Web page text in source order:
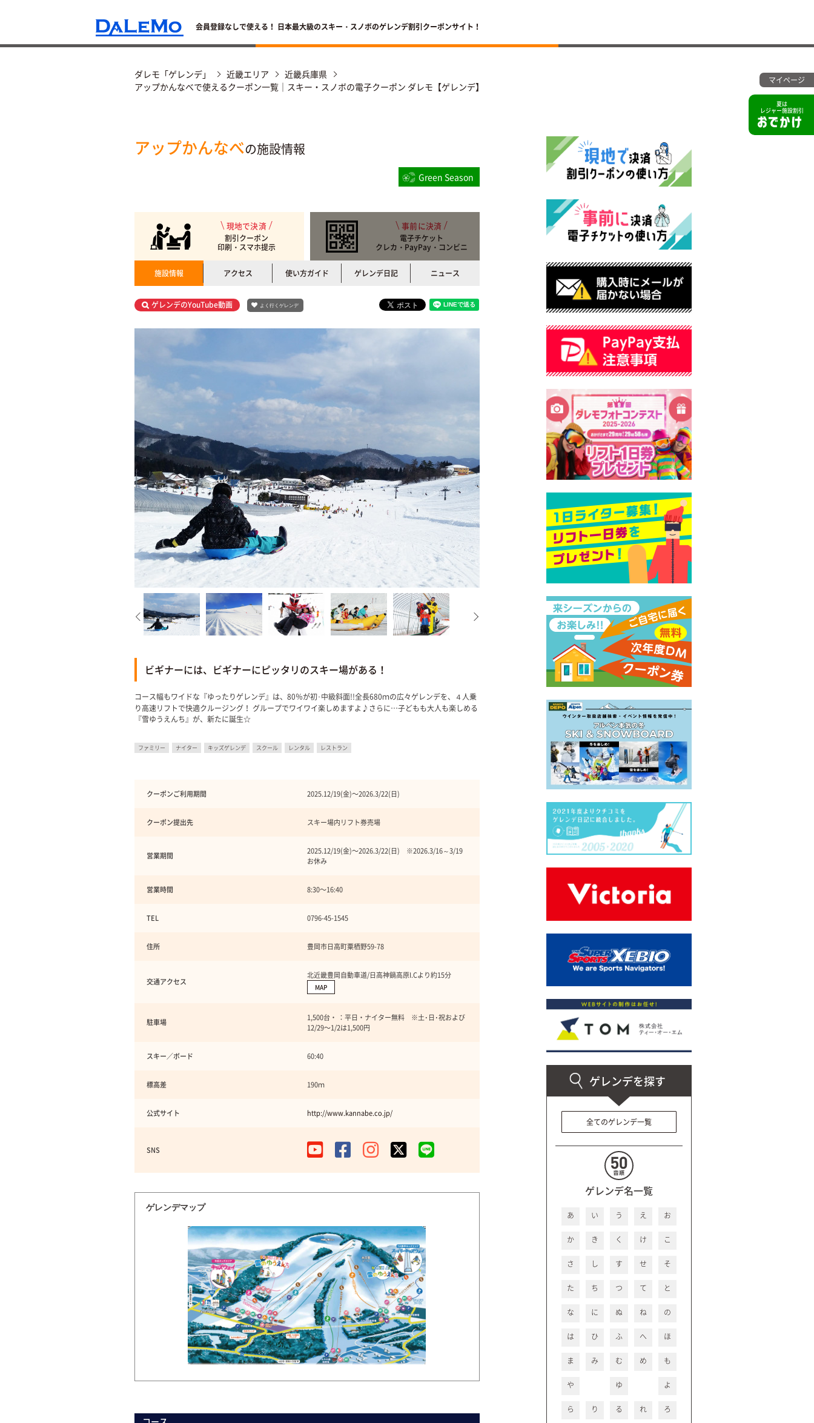
会員登録なしで使える！ 日本最大級のスキー・スノボのゲレンデ割引クーポンサイト！
夏は
レジャー施設割引
マイページ
ダレモ「ゲレンデ」 近畿エリア
近畿兵庫県
アップかんなべで使えるクーポン一覧｜スキー・スノボの電子クーポン ダレモ【ゲレンデ】
アップかんなべの施設情報
Green Season
現地で決済
割引クーポン
印刷・スマホ提示
事前に決済
電子チケット
クレカ・PayPay・コンビニ
施設情報 アクセス 使い方ガイド ゲレンデ日記 ニュース
ゲレンデのYouTube動画 よく行くゲレンデ
ビギナーには、ビギナーにピッタリのスキー場がある！
コース幅もワイドな『ゆったりゲレンデ』は、80％が初･中級斜面!!全長680ｍの広々ゲレンデを、４人乗
り高速リフトで快適クルージング！ グループでワイワイ楽しめますよ♪さらに…子どもも大人も楽しめる
『雪ゆうえんち』が、新たに誕生☆
ファミリー ナイター キッズゲレンデ スクール レンタル レストラン
クーポンご利用期間 2025.12/19(金)〜2026.3/22(日)
クーポン提出先 スキー場内リフト券売場
営業期間
2025.12/19(金)〜2026.3/22(日) ※2026.3/16～3/19
お休み
営業時間 8:30〜16:40
TEL 0796-45-1545
住所 豊岡市日高町粟栖野59-78
交通アクセス
北近畿豊岡自動車道/日高神鍋高原I.Cより約15分
MAP
駐車場
1,500台・ ：平日・ナイター無料 ※土･日･祝および
12/29〜1/2は1,500円
スキー／ボード 60:40
標高差 190ｍ
公式サイト http://www.kannabe.co.jp/
SNS
ゲレンデマップ
全てのゲレンデ一覧
ゲレンデ名一覧
あ い う え お
か き く け こ
さ し す せ そ
た ち つ て と
な に ぬ ね の
は ひ ふ へ ほ
ま み む め も
や ゆ よ
ら り る れ ろ